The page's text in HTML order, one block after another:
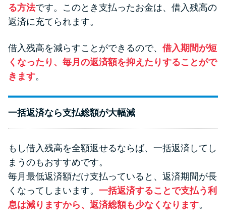
る方法です。このとき支払ったお金は、借入残高の
返済に充てられます。
借入残高を減らすことができるので、 借入期間が短
くなったり、毎月の返済額を抑えたりすることがで
きます。
一括返済なら支払総額が大幅減
もし借入残高を全額返せるならば、一括返済してし
まうのもおすすめです。
毎月最低返済額だけ支払っていると、返済期間が長
くなってしまいます。 一括返済することで支払う利
息は減りますから、返済総額も少なくなります。